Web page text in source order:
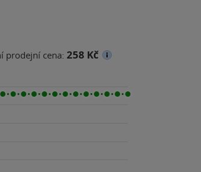
prodejní cena: 258 Kč